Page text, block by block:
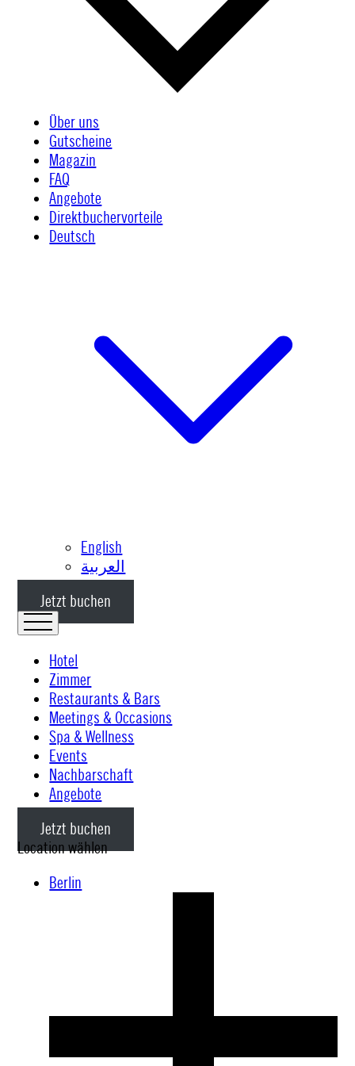
Über uns
Gutscheine
Magazin
FAQ
Angebote
Direktbuchervorteile
Deutsch
English
العربية
Jetzt buchen
Hotel
Zimmer
Restaurants & Bars
Meetings & Occasions
Spa & Wellness
Events
Nachbarschaft
Angebote
Jetzt buchen
Location wählen
Berlin